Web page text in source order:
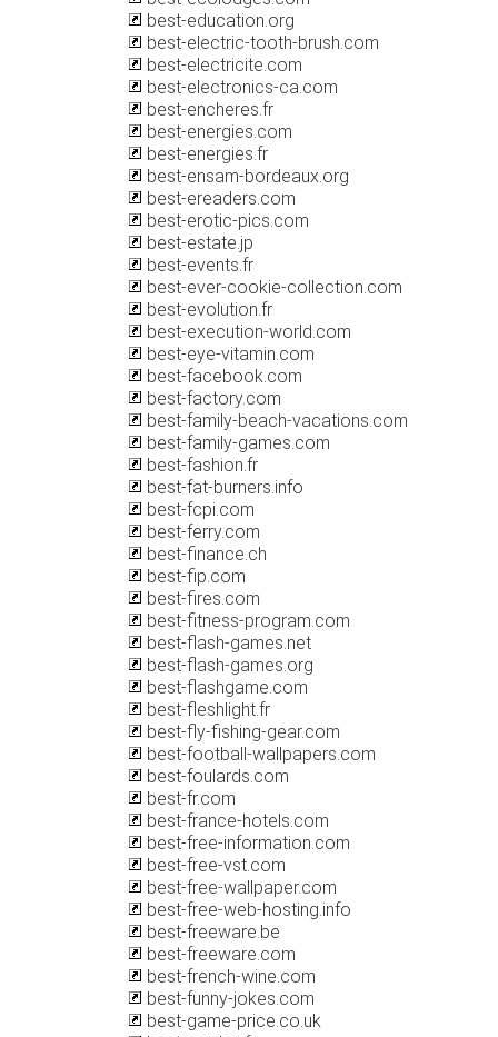
best-education.org
best-electric-tooth-brush.com
best-electricite.com
best-electronics-ca.com
best-encheres.fr
best-energies.com
best-energies.fr
best-ensam-bordeaux.org
best-ereaders.com
best-erotic-pics.com
best-estate.jp
best-events.fr
best-ever-cookie-collection.com
best-evolution.fr
best-execution-world.com
best-eye-vitamin.com
best-facebook.com
best-factory.com
best-family-beach-vacations.com
best-family-games.com
best-fashion.fr
best-fat-burners.info
best-fcpi.com
best-ferry.com
best-finance.ch
best-fip.com
best-fires.com
best-fitness-program.com
best-flash-games.net
best-flash-games.org
best-flashgame.com
best-fleshlight.fr
best-fly-fishing-gear.com
best-football-wallpapers.com
best-foulards.com
best-fr.com
best-france-hotels.com
best-free-information.com
best-free-vst.com
best-free-wallpaper.com
best-free-web-hosting.info
best-freeware.be
best-freeware.com
best-french-wine.com
best-funny-jokes.com
best-game-price.co.uk